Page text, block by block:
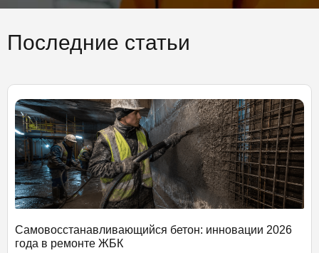
Последние статьи
Самовосстанавливающийся бетон: инновации 2026
года в ремонте ЖБК